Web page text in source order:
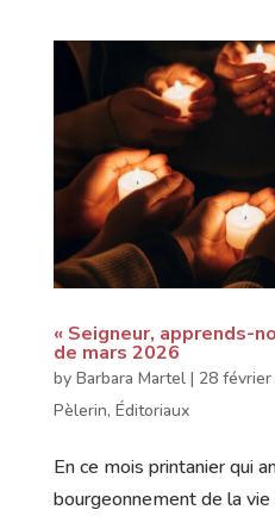
« Seigneur, apprends-
de mars 2026
by Barbara Martel| 28
Pèlerin, Éditoriaux
En ce mois printanier qui
bourgeonnement de la